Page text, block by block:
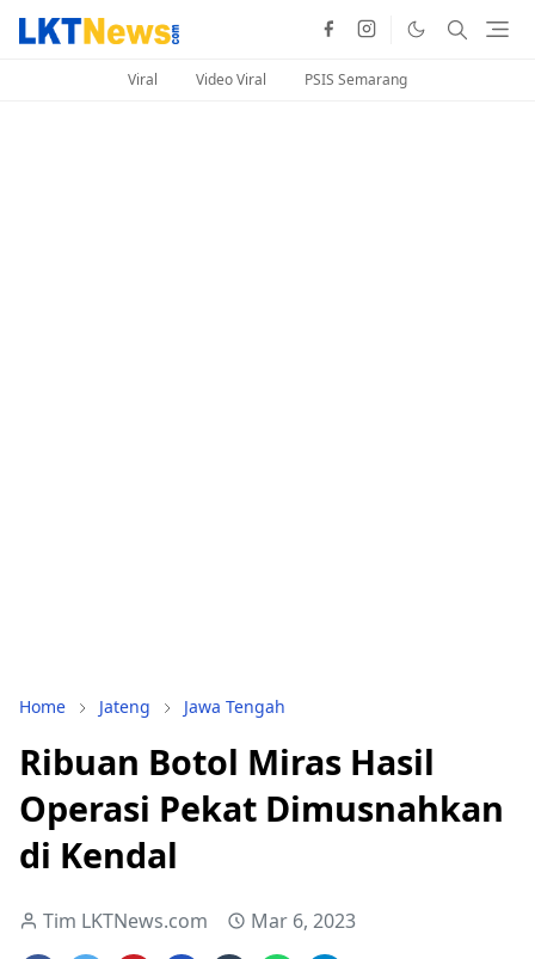
Viral Video Viral PSIS Semarang
Home Jateng Jawa Tengah
Ribuan Botol Miras Hasil
Operasi Pekat Dimusnahkan
di Kendal
Tim LKTNews.com Mar 6, 2023